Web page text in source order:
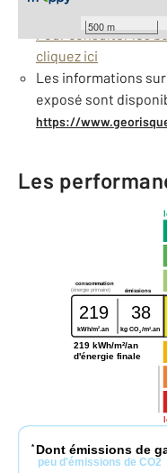
500 m
Pour consulter les
cliquez ici
Les informations
exposé sont
https://
Les
consommation
émissions
(énergie primaire)
219 38
kWh/m2.an kg CO2 /m2 .an
219 kWh/m²/an
d'énergie finale
* Dont émissions de
peu d'émissions de CO2